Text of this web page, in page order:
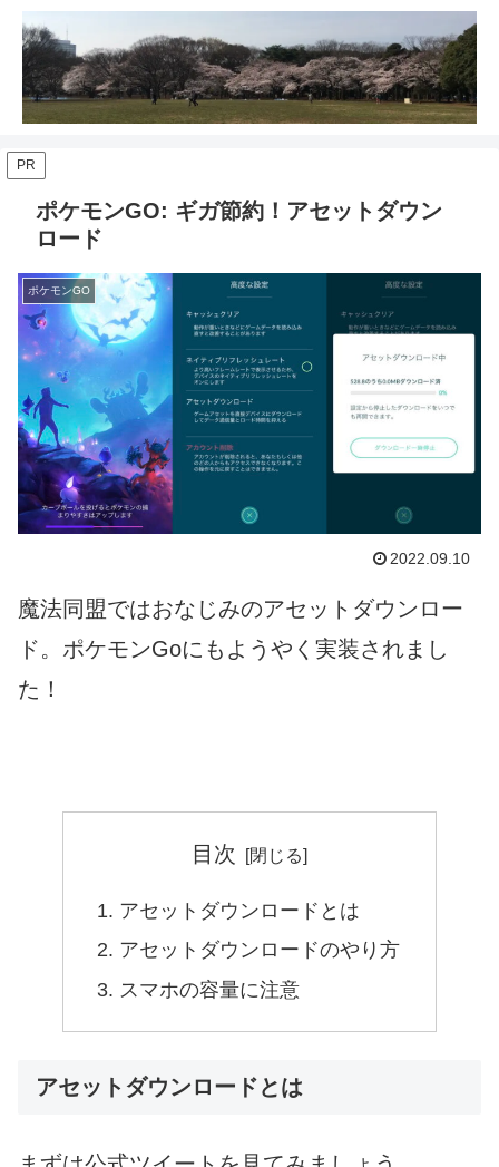
PR
ポケモンGO: ギガ節約！アセットダウン
ロード
ポケモンGO
2022.09.10
魔法同盟ではおなじみのアセットダウンロー
ド。ポケモンGoにもようやく実装されまし
た！
目次
アセットダウンロードとは
アセットダウンロードのやり方
スマホの容量に注意
アセットダウンロードとは